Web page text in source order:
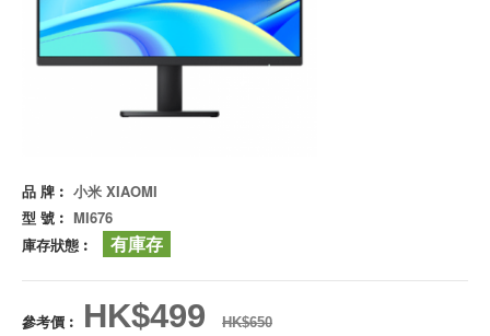
品 牌︰ 小米 XIAOMI
型 號︰ MI676
庫存狀態︰
有庫存
參考價︰ HK$499 HK$650